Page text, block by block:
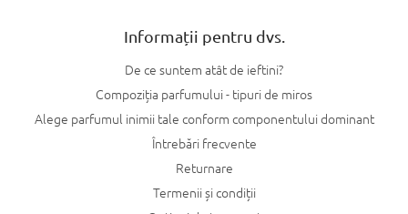
Informații pentru dvs.
De ce suntem atât de ieftini?
Compoziția parfumului - tipuri de miros
Alege parfumul inimii tale conform componentului dominant
Întrebări frecvente
Returnare
Termenii și condiții